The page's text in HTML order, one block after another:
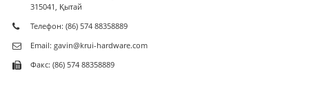
315041, Қытай
Телефон: (86) 574 88358889
Email: gavin@krui-hardware.com
Факс: (86) 574 88358889